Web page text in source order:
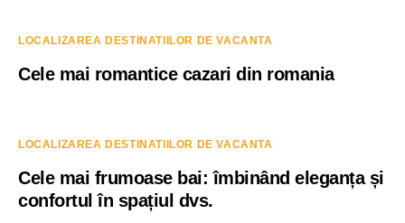
LOCALIZAREA DESTINATIILOR DE VACANTA
Cele mai romantice cazari din romania
LOCALIZAREA DESTINATIILOR DE VACANTA
Cele mai frumoase bai: îmbinând eleganța și
confortul în spațiul dvs.